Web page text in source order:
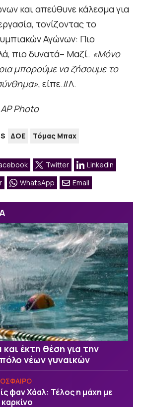
και απεύθυνε κάλεσμα για
τονίζοντας το
Αγώνων: Πιο
πιο δυνατά– Μαζί. «Μόνο
μπορούμε να ζήσουμε το
, είπε.//Λ.
Photo
ΔΟΕ Τόμας Μπαχ
Twitter
Linkedin
WhatsApp Email
και έκτη θέση για την
νέων γυναικών
φαν Χάαλ: Τέλος η μάχη με